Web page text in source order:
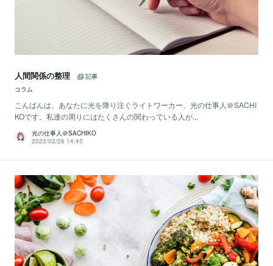
人間関係の整理
記事
コラム
こんばんは。あなたに光を降り注ぐライトワーカー、光の仕事人＠SACHI
KOです。私達の周りにはたくさんの関わっている人が...
光の仕事人＠SACHIKO
2022/02/26 14:45